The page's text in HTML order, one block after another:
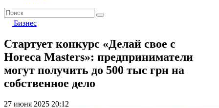
Бизнес
Стартует конкурс «Делай свое с
Horeca Masters»: предприниматели
могут получить до 500 тыс грн на
собственное дело
27 июня 2025 20:12